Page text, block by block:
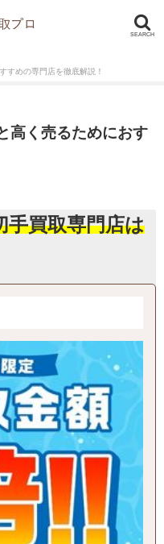
SEARCH
すめの専門店を徹底解説！
高く売るためにおす
買取専門店は